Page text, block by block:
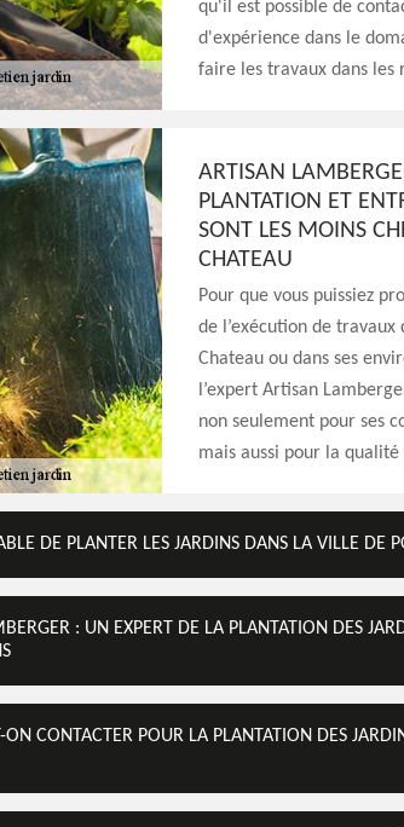
qu'il est possible de
d'expérience dans le
faire les travaux dans les
ARTISAN
PLANTATION ET
SONT LES MOINS
CHATEAU
Pour que vous puissiez
de l’exécution de
Chateau ou dans ses
l’expert Artisan
non seulement pour ses
mais aussi pour la
DE PLANTER LES JARDINS DANS LA VILLE DE
: UN EXPERT DE LA PLANTATION DES
CONTACTER POUR LA PLANTATION DES